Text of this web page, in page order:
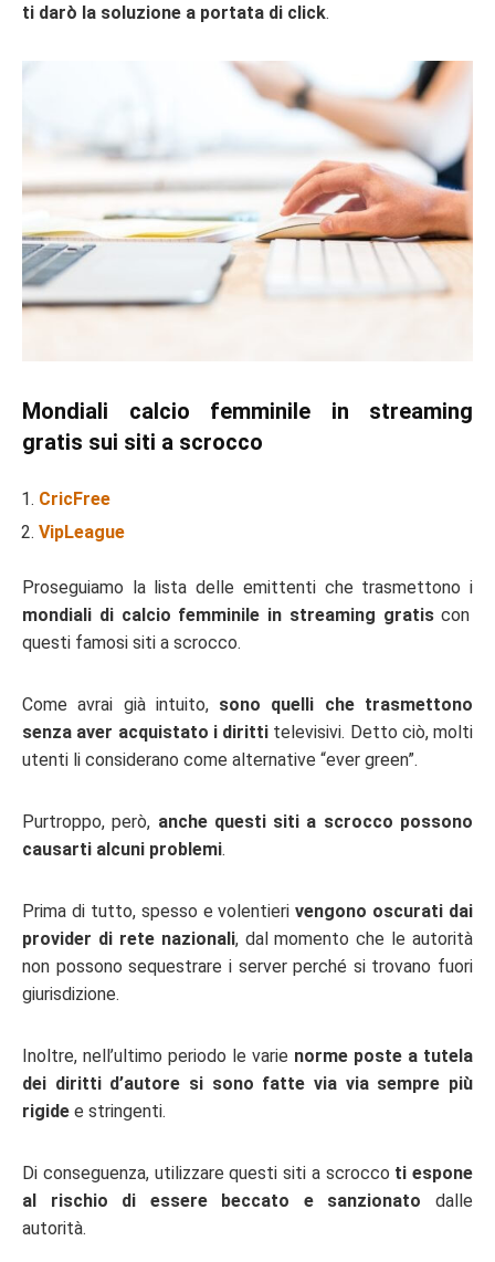
ti darò la soluzione a portata di click.
Mondiali calcio femminile in streaming
gratis sui siti a scrocco
CricFree
VipLeague
Proseguiamo la lista delle emittenti che trasmettono i
mondiali di calcio femminile in streaming gratiscon
questi famosi siti a scrocco.
Come avrai già intuito, sono quelli che trasmettono
senza aver acquistato i diritti televisivi. Detto ciò, molti
utenti li considerano come alternative “ever green”.
Purtroppo, però, anche questi siti a scrocco possono
causarti alcuni problemi.
Prima di tutto, spesso e volentierivengono oscurati dai
provider di rete nazionali, dal momento che le autorità
non possono sequestrare i server perché si trovano fuori
giurisdizione.
Inoltre, nell’ultimo periodo le varie norme poste a tutela
dei diritti d’autore si sono fatte via via sempre più
rigide e stringenti.
Di conseguenza, utilizzare questi siti a scrocco ti espone
al rischio di essere beccato e sanzionato dalle
autorità.